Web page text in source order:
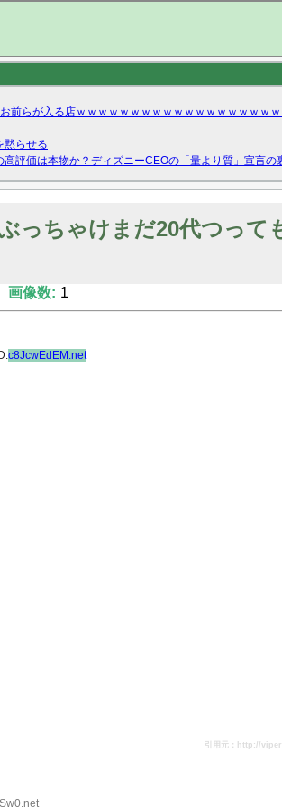
前らが入る店ｗｗｗｗｗｗｗｗｗｗｗｗｗｗｗｗｗｗ
黙らせる
評価は本物か？ディズニーCEOの「量より質」宣言
ならず？北川莉央が1位に
っちゃけまだ20代つって
画像数: 1
c8JcwEdEM.net
引用元：http://